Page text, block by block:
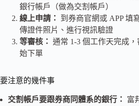
銀行帳戶（做為交割帳戶）
線上申請：
到券商官網或 APP 填
傳證件照片、進行視訊驗證
等審核： 通常 1-3 個工作天完成
始下單
要注意的幾件事
交割帳戶要跟券商同體系的銀行：
富